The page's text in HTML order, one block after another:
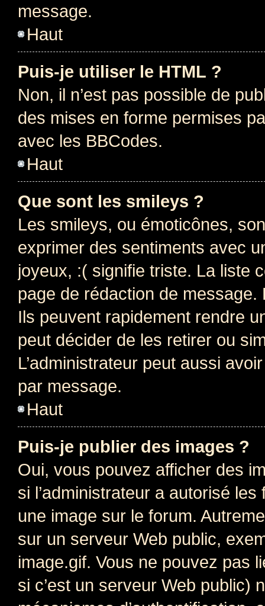
message.
Haut
Puis-je utiliser le HTML ?
Non, il n’est pas possible de
des mises en forme permises
avec les BBCodes.
Haut
Que sont les smileys ?
Les smileys, ou émoticônes,
exprimer des sentiments avec
joyeux, :( signifie triste. La liste
page de rédaction de
Ils peuvent rapidement rendre
peut décider de les retirer ou
L’administrateur peut aussi
par message.
Haut
Puis-je publier des images ?
Oui, vous pouvez afficher des
si l’administrateur a autorisé
une image sur le forum.
sur un serveur Web public,
image.gif. Vous ne pouvez pas
si c’est un serveur Web public)